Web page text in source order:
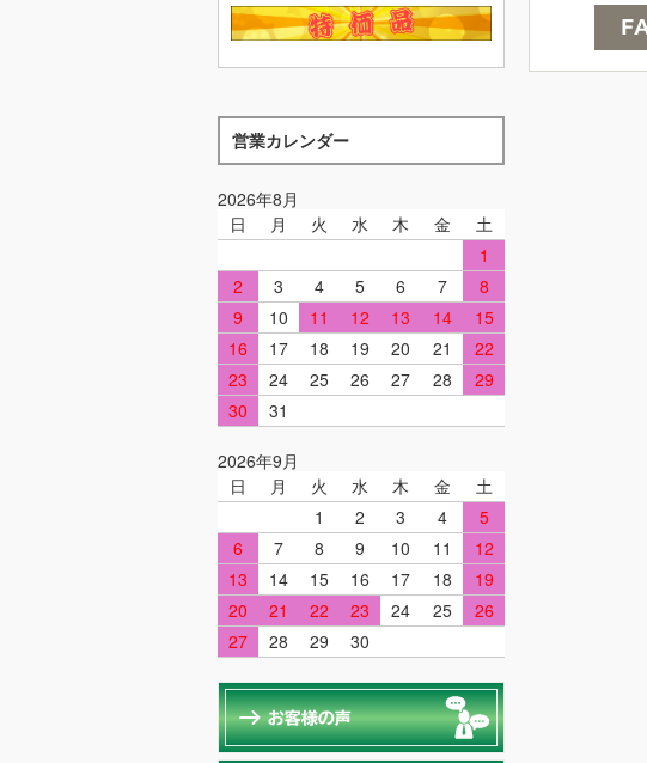
営業カレンダー
2026年8月
日
月 火 水 木 金
土
1
2
3 4 5 6 7
8
9
10 11 12 13 14
15
16
17 18 19 20 21
22
23
24 25 26 27 28
29
30
31
2026年9月
日
月 火 水 木 金
土
1
2 3 4
5
6
7 8 9 10 11
12
13
14 15 16 17 18
19
20
21 22 23 24 25
26
27
28 29 30